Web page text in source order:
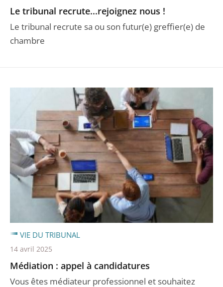
Le tribunal recrute...rejoignez nous !
Le tribunal recrute sa ou son futur(e) greffier(e) de
chambre
Médiation : appel à candidatures
Vous êtes médiateur professionnel et souhaitez
VIE DU TRIBUNAL
14 avril 2025